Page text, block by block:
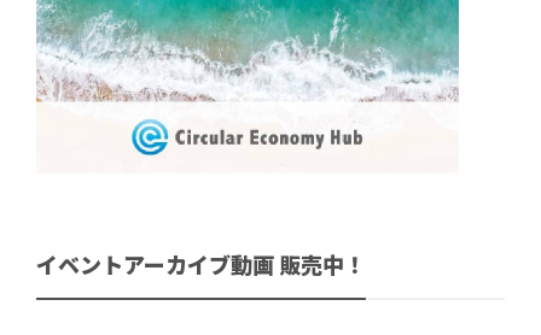
イベントアーカイブ動画 販売中！